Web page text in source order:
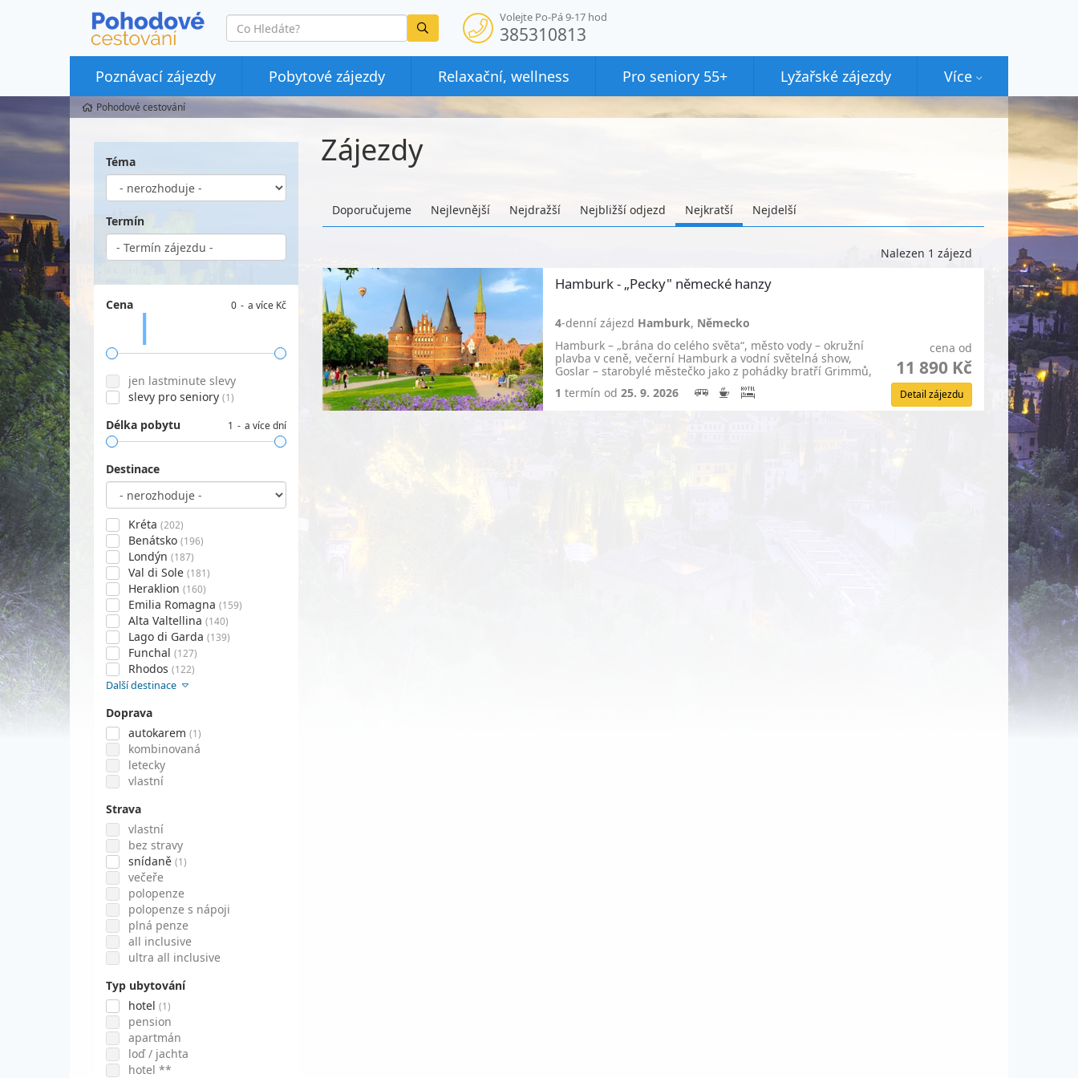
co
hledáte
Vyhledat
Volejte Po-Pá 9-17 hod
385310813
Poznávací zájezdy Pobytové zájezdy Relaxační, wellness Pro seniory 55+ Lyžařské zájezdy Více
Pohodové cestování
Zájezdy
Téma
Termín
Cena 0 a více Kč
jen lastminute slevy
slevy pro seniory (1)
Délka pobytu 1 a více dní
Destinace
Kréta (202)
Benátsko (196)
Londýn (187)
Val di Sole (181)
Heraklion (160)
Emilia Romagna (159)
Alta Valtellina (140)
Lago di Garda (139)
Funchal (127)
Rhodos (122)
Další destinace
Doprava
autokarem (1)
kombinovaná
letecky
vlastní
Strava
vlastní
bez stravy
snídaně (1)
večeře
polopenze
polopenze s nápoji
plná penze
all inclusive
ultra all inclusive
Typ ubytování
hotel (1)
pension
apartmán
loď / jachta
hotel **
Doporučujeme Nejlevnější Nejdražší Nejbližší odjezd Nejkratší Nejdelší
Nalezen 1 zájezd
Hamburk - „Pecky" německé hanzy
4-denní zájezd Hamburk, Německo
Hamburk – „brána do celého světa“, město vody – okružní
plavba v ceně, večerní Hamburk a vodní světelná show,
Goslar – starobylé městečko jako z pohádky bratří Grimmů,
cena od
11 890 Kč
1 termín od 25. 9. 2026 Detail zájezdu